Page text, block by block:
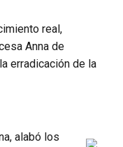
real,
Anna de
erradicación de la
alabó los